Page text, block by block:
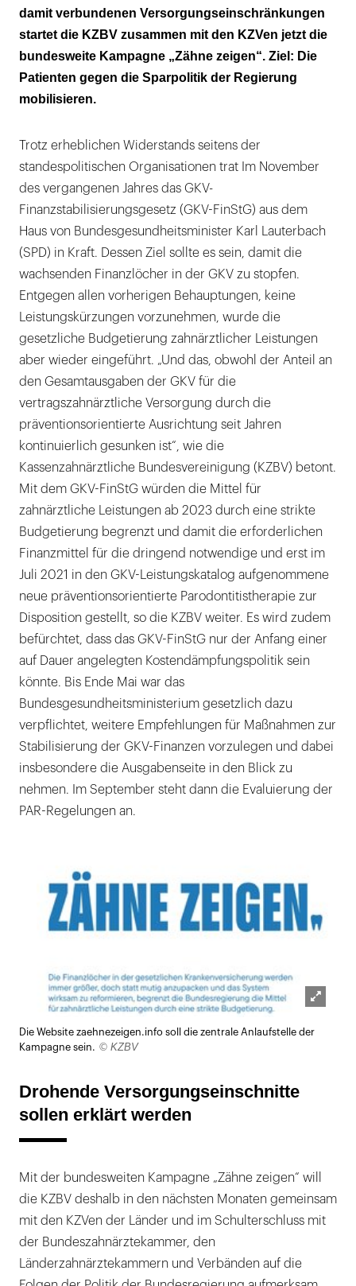
Leicht verständliche Erklärtexte für die
Patienten
damit verbundenen Versorgungseinschränkungen
startet die KZBV zusammen mit den KZVen jetzt die
bundesweite Kampagne „Zähne zeigen“. Ziel: Die
Patienten gegen die Sparpolitik der Regierung
mobilisieren.
Trotz erheblichen Widerstands seitens der
standespolitischen Organisationen trat Im November
des vergangenen Jahres das GKV-
Finanzstabilisierungsgesetz (GKV-FinStG) aus dem
Haus von Bundesgesundheitsminister Karl Lauterbach
(SPD) in Kraft. Dessen Ziel sollte es sein, damit die
wachsenden Finanzlöcher in der GKV zu stopfen.
Entgegen allen vorherigen Behauptungen, keine
Leistungskürzungen vorzunehmen, wurde die
gesetzliche Budgetierung zahnärztlicher Leistungen
aber wieder eingeführt. „Und das, obwohl der Anteil an
den Gesamtausgaben der GKV für die
vertragszahnärztliche Versorgung durch die
präventionsorientierte Ausrichtung seit Jahren
kontinuierlich gesunken ist“, wie die
Kassenzahnärztliche Bundesvereinigung (KZBV) betont.
Mit dem GKV-FinStG würden die Mittel für
zahnärztliche Leistungen ab 2023 durch eine strikte
Budgetierung begrenzt und damit die erforderlichen
Finanzmittel für die dringend notwendige und erst im
Juli 2021 in den GKV-Leistungskatalog aufgenommene
neue präventionsorientierte Parodontitistherapie zur
Disposition gestellt, so die KZBV weiter. Es wird zudem
befürchtet, dass das GKV-FinStG nur der Anfang einer
auf Dauer angelegten Kostendämpfungspolitik sein
könnte. Bis Ende Mai war das
Bundesgesundheitsministerium gesetzlich dazu
verpflichtet, weitere Empfehlungen für Maßnahmen zur
Stabilisierung der GKV-Finanzen vorzulegen und dabei
insbesondere die Ausgabenseite in den Blick zu
nehmen. Im September steht dann die Evaluierung der
PAR-Regelungen an.
Die Website zaehnezeigen.info soll die zentrale Anlaufstelle der
Kampagne sein. © KZBV
Drohende Versorgungseinschnitte
sollen erklärt werden
Mit der bundesweiten Kampagne „Zähne zeigen“ will
die KZBV deshalb in den nächsten Monaten gemeinsam
mit den KZVen der Länder und im Schulterschluss mit
der Bundeszahnärztekammer, den
Länderzahnärztekammern und Verbänden auf die